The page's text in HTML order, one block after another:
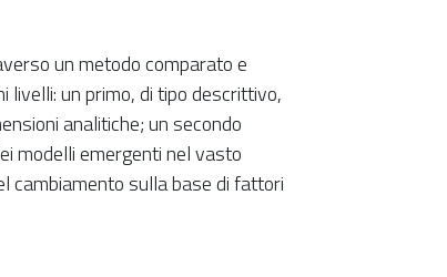
un metodo comparato e
livelli: un primo, di tipo descrittivo,
analitiche; un secondo
modelli emergenti nel vasto
cambiamento sulla base di fattori